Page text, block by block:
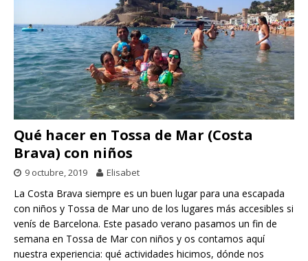
Qué hacer en Tossa de Mar (Costa
Brava) con niños
9 octubre, 2019 Elisabet
La Costa Brava siempre es un buen lugar para una escapada
con niños y Tossa de Mar uno de los lugares más accesibles si
venís de Barcelona. Este pasado verano pasamos un fin de
semana en Tossa de Mar con niños y os contamos aquí
nuestra experiencia: qué actividades hicimos, dónde nos